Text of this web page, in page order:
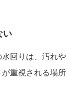
い
回りは、汚れや
重視される場所